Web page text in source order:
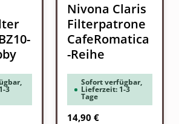
3
Nivona Claris
Filterpatrone
CafeRomatica
-Reihe
Sofort verfügbar,
Lieferzeit: 1-3
Tage
Regulärer Preis:
14,90 €